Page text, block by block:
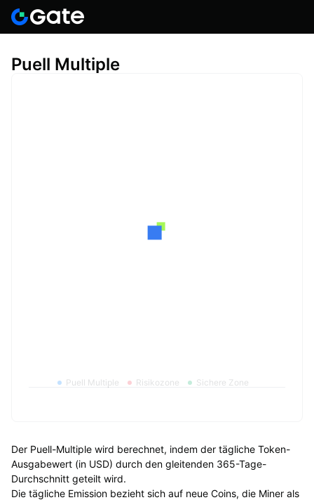
Puell Multiple
Puell Multiple Risikozone Sichere Zone
Der Puell-Multiple wird berechnet, indem der tägliche Token-
Ausgabewert (in USD) durch den gleitenden 365-Tage-
Durchschnitt geteilt wird.
Die tägliche Emission bezieht sich auf neue Coins, die Miner als